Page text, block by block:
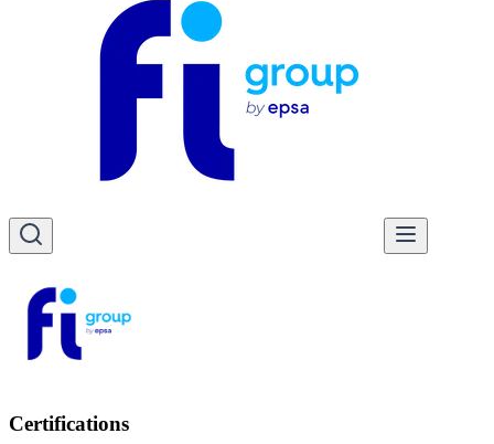
Certifications